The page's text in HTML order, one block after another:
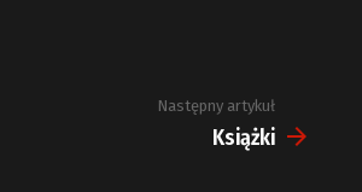
Następny artykuł
Książki